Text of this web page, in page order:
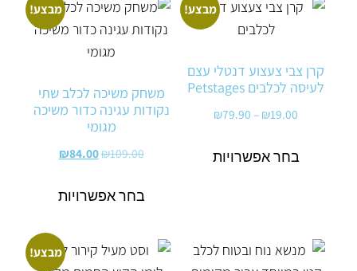
מבצע!
קרן צבי צעצוע דנטלי עצם
לעיסה לכלבים Petstages
₪19.00
–
₪79.90
בחר אפשרויות
מבצע!
משחק משיכה לכלב שתי
נקודות עגינה כדור משיכה
מגומי
₪109.00
₪84.00
בחר אפשרויות
מבצע!